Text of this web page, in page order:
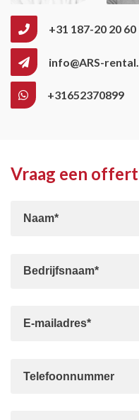
+31 187-20 20 60
info@ARS-
+31652370899
Vraag een